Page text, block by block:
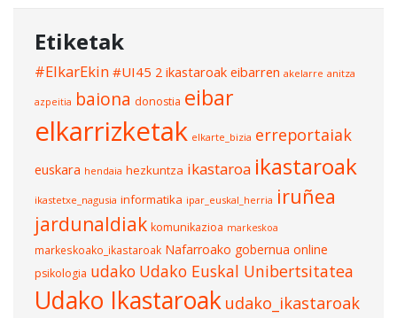
Etiketak
#ElkarEkin #UI45 2 ikastaroak eibarren akelarre anitza
azpeitia baiona donostia eibar
elkarrizketak elkarte_bizia erreportaiak
euskara hendaia hezkuntza ikastaroa ikastaroak
ikastetxe_nagusia informatika ipar_euskal_herria iruñea
jardunaldiak komunikazioa markeskoa
markeskoako_ikastaroak Nafarroako gobernua online
psikologia udako Udako Euskal Unibertsitatea
Udako Ikastaroak udako_ikastaroak